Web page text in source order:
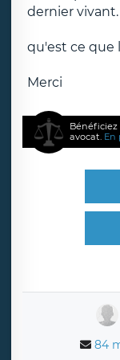
dernier vivant.
qu'est ce que
Merci
avocat. En
84